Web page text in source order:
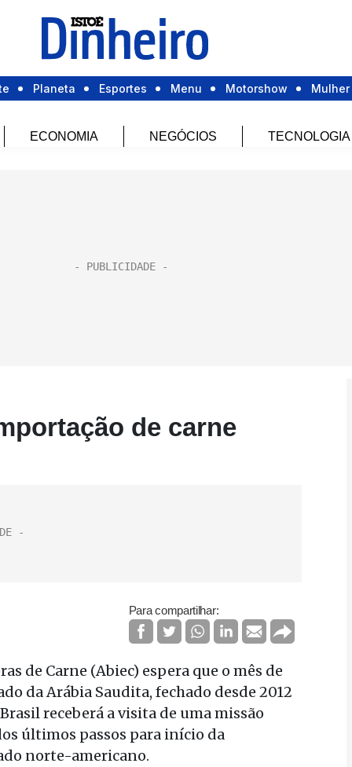
Planeta Esportes Menu Motorshow Mulher
ECONOMIA NEGÓCIOS TECNOLOGIA
de carne
Para compartilhar:
de Carne (Abiec) espera que o mês de
da Arábia Saudita, fechado desde 2012
receberá a visita de uma missão
últimos passos para início da
norte-americano.